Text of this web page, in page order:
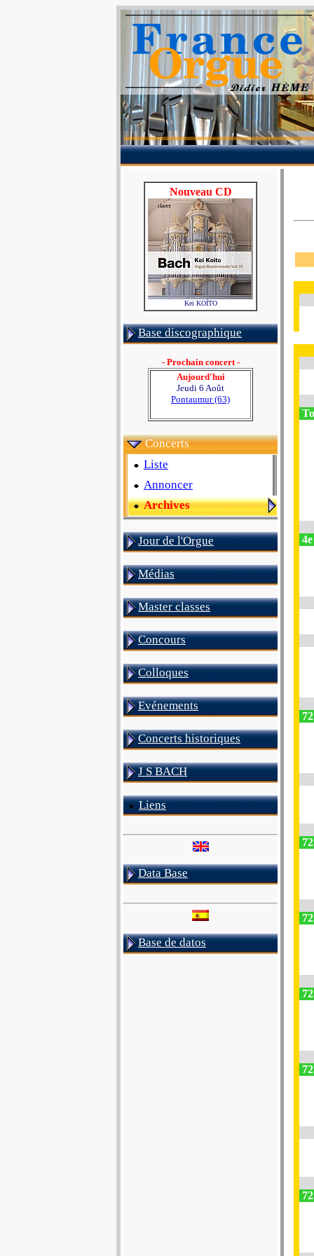
Nouveau CD
Kei KOÏTO
Base discographique
- Prochain concert -
Aujourd'hui
Jeudi 6 Août
Pontaumur (63)
Concerts
Liste
Annoncer
Archives
Jour de l'Orgue
Médias
Master classes
Concours
Colloques
Evénements
Concerts historiques
J S BACH
Liens
Data Base
Base de datos